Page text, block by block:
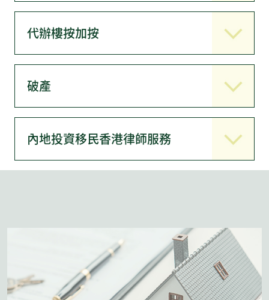
代辦樓按加按
破產
內地投資移民香港律師服務